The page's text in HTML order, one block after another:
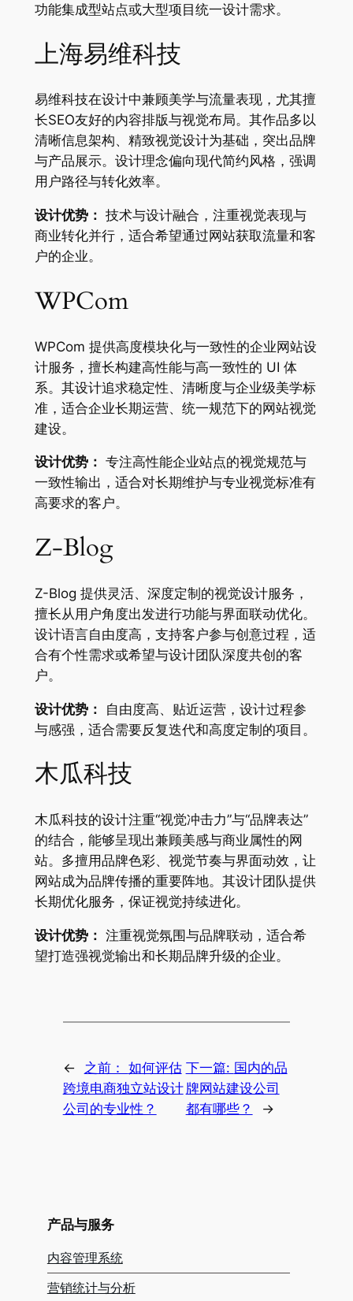
功能集成型站点或大型项目统一设计需求。
上海易维科技
易维科技在设计中兼顾美学与流量表现，尤其擅
长SEO友好的内容排版与视觉布局。其作品多以
清晰信息架构、精致视觉设计为基础，突出品牌
与产品展示。设计理念偏向现代简约风格，强调
用户路径与转化效率。
设计优势： 技术与设计融合，注重视觉表现与
商业转化并行，适合希望通过网站获取流量和客
户的企业。
WPCom
WPCom 提供高度模块化与一致性的企业网站设
计服务，擅长构建高性能与高一致性的 UI 体
系。其设计追求稳定性、清晰度与企业级美学标
准，适合企业长期运营、统一规范下的网站视觉
建设。
设计优势： 专注高性能企业站点的视觉规范与
一致性输出，适合对长期维护与专业视觉标准有
高要求的客户。
Z-Blog
Z-Blog 提供灵活、深度定制的视觉设计服务，
擅长从用户角度出发进行功能与界面联动优化。
设计语言自由度高，支持客户参与创意过程，适
合有个性需求或希望与设计团队深度共创的客
户。
设计优势：
自由度高、贴近运营，设计过程参
与感强，适合需要反复迭代和高度定制的项目。
木瓜科技
木瓜科技的设计注重“视觉冲击力”与“品牌表达”
的结合，能够呈现出兼顾美感与商业属性的网
站。多擅用品牌色彩、视觉节奏与界面动效，让
网站成为品牌传播的重要阵地。其设计团队提供
长期优化服务，保证视觉持续进化。
设计优势： 注重视觉氛围与品牌联动，适合希
望打造强视觉输出和长期品牌升级的企业。
← 之前： 如何评估
跨境电商独立站设计
公司的专业性？
下一篇: 国内的品
牌网站建设公司
都有哪些？
→
产品与服务
内容管理系统
营销统计与分析